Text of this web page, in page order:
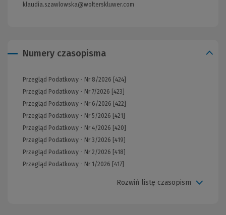
klaudia.szawlowska@wolterskluwer.com
Numery czasopisma
Przegląd Podatkowy - Nr 8/2026 [424]
Przegląd Podatkowy - Nr 7/2026 [423]
Przegląd Podatkowy - Nr 6/2026 [422]
Przegląd Podatkowy - Nr 5/2026 [421]
Przegląd Podatkowy - Nr 4/2026 [420]
Przegląd Podatkowy - Nr 3/2026 [419]
Przegląd Podatkowy - Nr 2/2026 [418]
Przegląd Podatkowy - Nr 1/2026 [417]
Rozwiń listę czasopism